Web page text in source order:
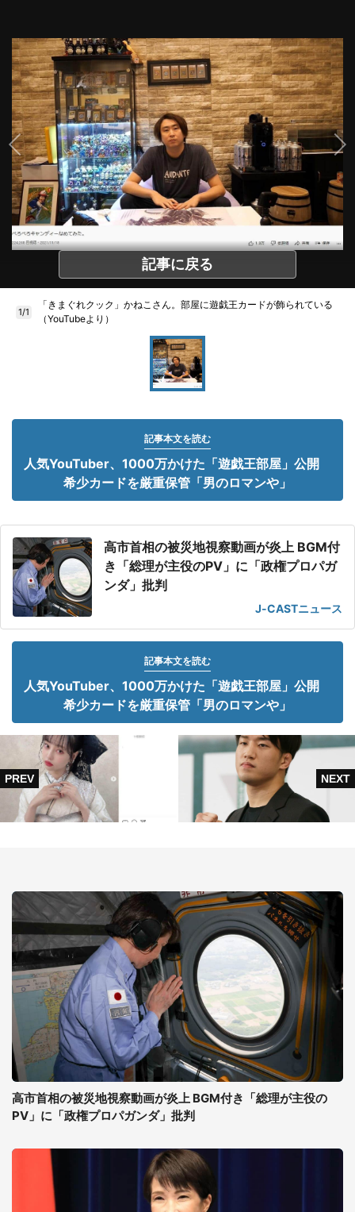
記事に戻る
1/1
「きまぐれクック」かねこさん。部屋に遊戯王カードが飾られている
（YouTubeより）
記事本文を読む
人気YouTuber、1000万かけた「遊戯王部屋」公開
希少カードを厳重保管「男のロマンや」
高市首相の被災地視察動画が炎上 BGM付
き「総理が主役のPV」に「政権プロパガ
ンダ」批判
J-CASTニュース
記事本文を読む
人気YouTuber、1000万かけた「遊戯王部屋」公開
希少カードを厳重保管「男のロマンや」
高市首相の被災地視察動画が炎上 BGM付き「総理が主役の
PV」に「政権プロパガンダ」批判